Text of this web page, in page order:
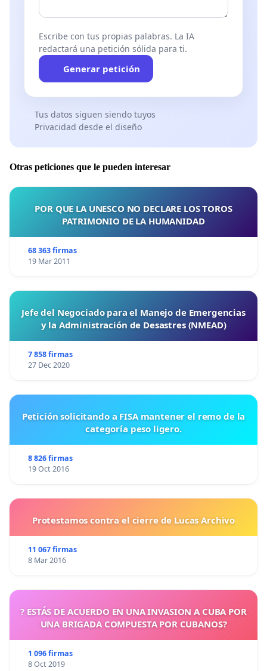
Escribe con tus propias palabras. La IA
redactará una petición sólida para ti.
Generar petición
Tus datos siguen siendo tuyos
Privacidad desde el diseño
Otras peticiones que le pueden interesar
POR QUE LA UNESCO NO DECLARE LOS TOROS
PATRIMONIO DE LA HUMANIDAD
68 363 firmas
19 Mar 2011
Jefe del Negociado para el Manejo de Emergencias
y la Administración de Desastres (NMEAD)
7 858 firmas
27 Dec 2020
Petición solicitando a FISA mantener el remo de la
categoría peso ligero.
8 826 firmas
19 Oct 2016
Protestamos contra el cierre de Lucas Archivo
11 067 firmas
8 Mar 2016
? ESTÁS DE ACUERDO EN UNA INVASION A CUBA POR
UNA BRIGADA COMPUESTA POR CUBANOS?
1 096 firmas
8 Oct 2019